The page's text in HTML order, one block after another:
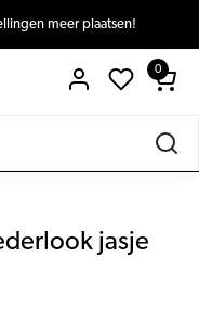
meer plaatsen!
0
jasje